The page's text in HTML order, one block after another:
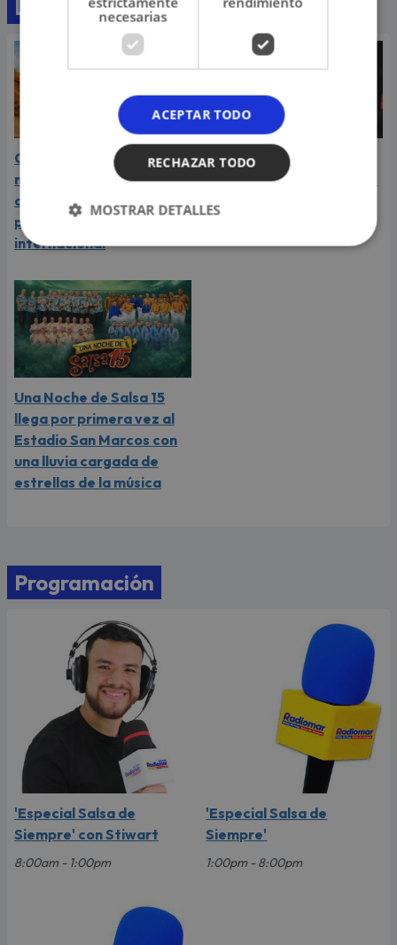
Lo último
Carín León atraviesa el
mejor momento de su
carrera y llega a Lima en
plena consagración
internacional
Daniela Darcourt, Masiel
Málaga y más artistas de
la salsa le expresaron su
Una Noche de Salsa 15
llega por primera vez al
Estadio San Marcos con
una lluvia cargada de
estrellas de la música
Programación
'Especial Salsa de
Siempre' con Stiwart
8:00am - 1:00pm
'Especial Salsa de
Siempre'
1:00pm - 8:00pm
necesarias
ACEPTAR TODO
RECHAZAR TODO
MOSTRAR DETALLES